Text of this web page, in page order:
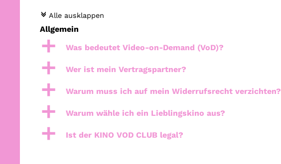
c Alle ausklappen
Allgemein
a Was bedeutet Video-on-Demand (VoD)?
a Wer ist mein Vertragspartner?
a Warum muss ich auf mein Widerrufsrecht verzichten?
a Warum wähle ich ein Lieblingskino aus?
a Ist der KINO VOD CLUB legal?